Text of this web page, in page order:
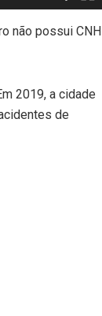
não possui CNH
2019, a cidade
de